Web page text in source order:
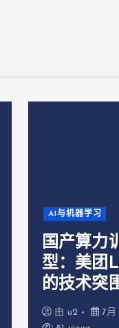
AI与机器学习
国产算力
型：美团
的技术突
由 u2
7月